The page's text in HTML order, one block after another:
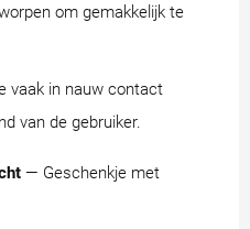
om gemakkelijk te
vaak in nauw contact
van de gebruiker.
— Geschenkje met